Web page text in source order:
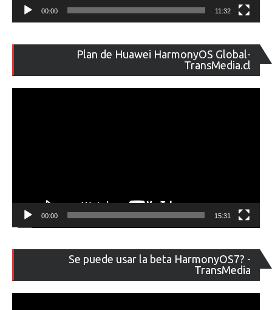
00:00 11:32
Plan de Huawei HarmonyOS Global-
TransMedia.cl
de
00:00 15:31
Se puede usar la beta HarmonyOS7? -
TransMedia
de